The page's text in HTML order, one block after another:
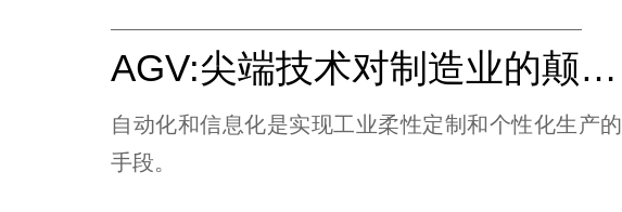
AGV:尖端技术对制造业的颠覆（无线充电）
自动化和信息化是实现工业柔性定制和个性化生产的
手段。